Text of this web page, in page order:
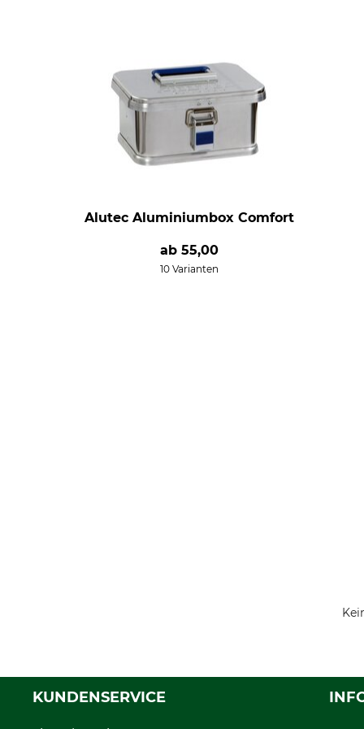
Alutec Aluminiumbox Comfort
ab55,00
10 Varianten
KUNDENSERVICE